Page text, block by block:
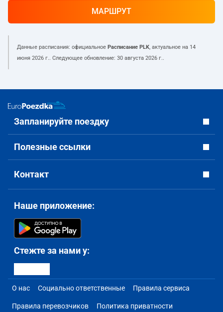
МАРШРУТ
Данные расписания: официальное Расписание PLK, актуальное на 14
июня 2026 г.. Следующее обновление: 30 августа 2026 г..
Запланируйте поездку
Полезные ссылки
Контакт
Наше приложение:
Стежте за нами у:
О нас Социально ответственные Правила сервиса
Правила перевозчиков Политика приватности